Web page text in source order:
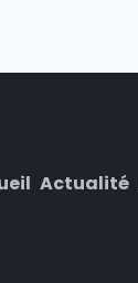
Actualité